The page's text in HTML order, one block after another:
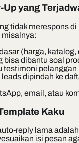
Up yang
tidak merespons
misalnya:
(harga, katalog,
bisa dibantu soal
testimoni pelanggan
dipindah ke
email, atau
Kaku
reply lama
isi pesan